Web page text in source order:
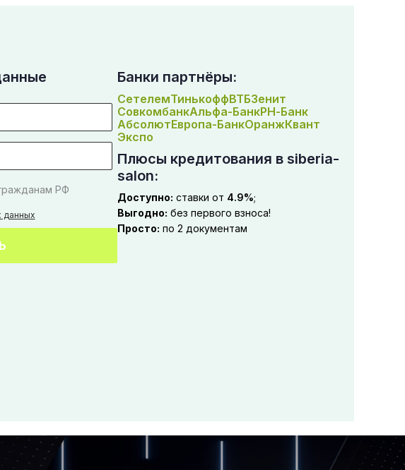
РФ
данных
Банки партнёры:
СетелемТинькоффВТБЗенит
СовкомбанкАльфа-БанкРН-Банк
АбсолютЕвропа-БанкОранжКвант
Экспо
Плюсы кредитования в siberia-
salon:
Доступно: ставки от 4.9%;
Выгодно: без первого взноса!
Просто: по 2 документам